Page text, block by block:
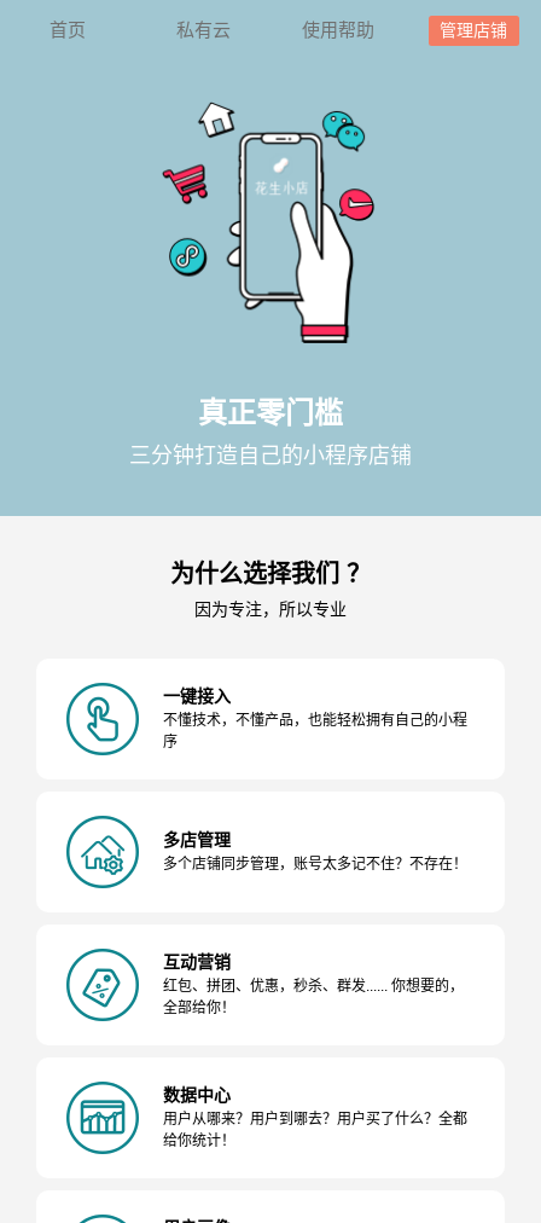
首页 私有云 使用帮助 管理店铺
真正零门槛
三分钟打造自己的小程序店铺
为什么选择我们 ？
因为专注，所以专业
一键接入
不懂技术，不懂产品，也能轻松拥有自己的小程
序
多店管理
多个店铺同步管理，账号太多记不住？不存在！
互动营销
红包、拼团、优惠，秒杀、群发...... 你想要的，
全部给你！
数据中心
用户从哪来？用户到哪去？用户买了什么？全都
给你统计！